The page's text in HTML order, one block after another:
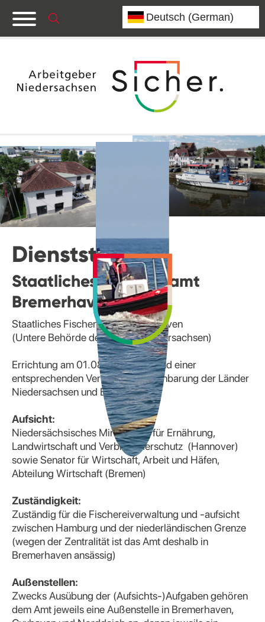
Dienststelle
Staatliches Fischereiamt
Bremerhaven
Staatliches Fischereiamt Bremerhaven
(Untere Behörde des Landes Niedersachsen)
Errichtung am 01.08.1949 aufgrund einer
entsprechenden Verwaltungsvereinbarung der Länder
Niedersachsen und Bremen
Aufsicht:
Niedersächsisches Ministerium für Ernährung,
Landwirtschaft und Verbraucherschutz (Hannover)
sowie Senator für Wirtschaft, Arbeit und Häfen,
Abteilung Wirtschaft (Bremen)
Zuständigkeit:
Zuständig für die Fischereiverwaltung und -aufsicht
zwischen Hamburg und der niederländischen Grenze
(wegen der Zentralität ist das Amt deshalb in
Bremerhaven ansässig)
Außenstellen:
Zwecks Ausübung der (Aufsichts-)Aufgaben gehören
dem Amt jeweils eine Außenstelle in Bremerhaven,